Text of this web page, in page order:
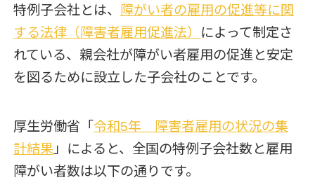
特例子会社とは、
障がい者の雇用の促進等に関
する法律（障害者雇用促進法） によって制定さ
れている、親会社が障がい者雇用の促進と安定
を図るために設立した子会社のことです。
厚生労働省「 令和5年 障害者雇用の状況の集
計結果」によると、全国の特例子会社数と雇用
障がい者数は以下の通りです。